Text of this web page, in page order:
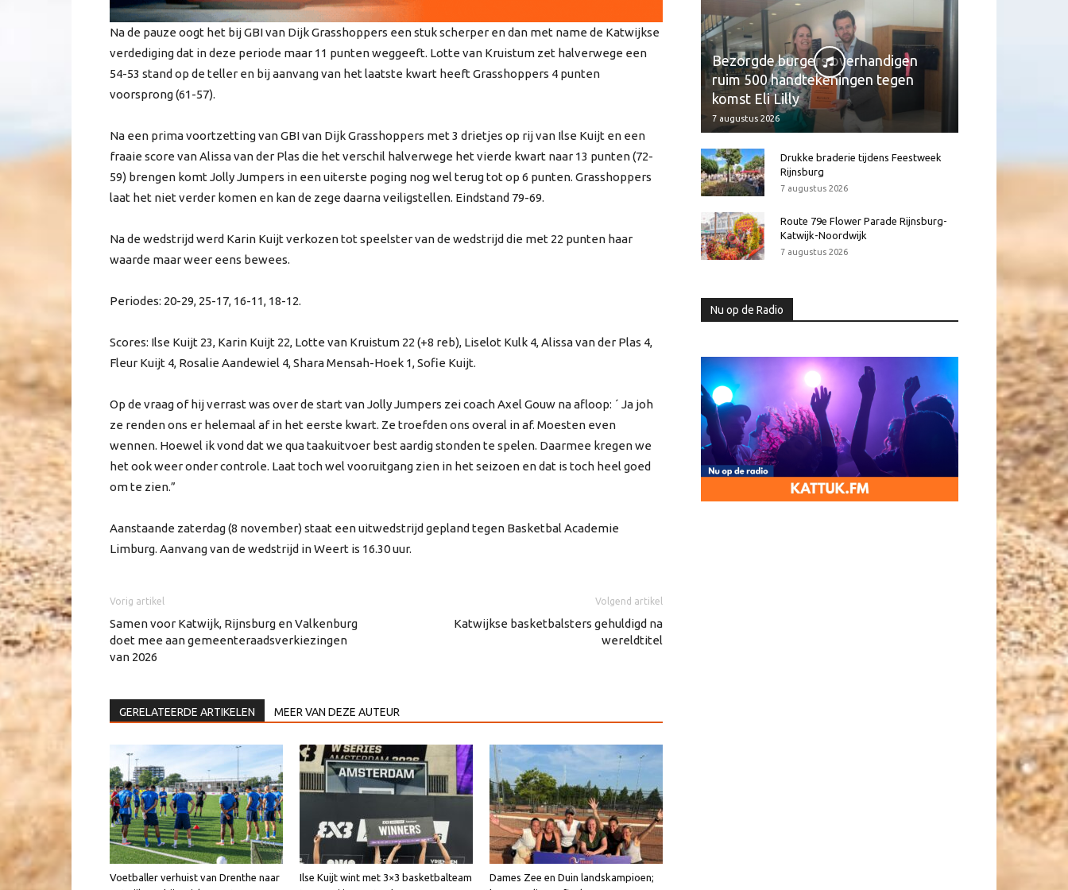
Na de pauze oogt het bij GBI van Dijk Grasshoppers een stuk scherper en dan met name de Katwijkse
verdediging dat in deze periode maar 11 punten weggeeft. Lotte van Kruistum zet halverwege een
54-53 stand op de teller en bij aanvang van het laatste kwart heeft Grasshoppers 4 punten
voorsprong (61-57).
Na een prima voortzetting van GBI van Dijk Grasshoppers met 3 drietjes op rij van Ilse Kuijt en een
fraaie score van Alissa van der Plas die het verschil halverwege het vierde kwart naar 13 punten (72-
59) brengen komt Jolly Jumpers in een uiterste poging nog wel terug tot op 6 punten. Grasshoppers
laat het niet verder komen en kan de zege daarna veiligstellen. Eindstand 79-69.
Na de wedstrijd werd Karin Kuijt verkozen tot speelster van de wedstrijd die met 22 punten haar
waarde maar weer eens bewees.
Periodes: 20-29, 25-17, 16-11, 18-12.
Scores: Ilse Kuijt 23, Karin Kuijt 22, Lotte van Kruistum 22 (+8 reb), Liselot Kulk 4, Alissa van der Plas 4,
Fleur Kuijt 4, Rosalie Aandewiel 4, Shara Mensah-Hoek 1, Sofie Kuijt.
Op de vraag of hij verrast was over de start van Jolly Jumpers zei coach Axel Gouw na afloop: ´ Ja joh
ze renden ons er helemaal af in het eerste kwart. Ze troefden ons overal in af. Moesten even
wennen. Hoewel ik vond dat we qua taakuitvoer best aardig stonden te spelen. Daarmee kregen we
het ook weer onder controle. Laat toch wel vooruitgang zien in het seizoen en dat is toch heel goed
om te zien.”
Aanstaande zaterdag (8 november) staat een uitwedstrijd gepland tegen Basketbal Academie
Limburg. Aanvang van de wedstrijd in Weert is 16.30 uur.
Vorig artikel
Samen voor Katwijk, Rijnsburg en Valkenburg
doet mee aan gemeenteraadsverkiezingen
van 2026
Volgend artikel
Katwijkse basketbalsters gehuldigd na
wereldtitel
GERELATEERDE ARTIKELEN MEER VAN DEZE AUTEUR
Voetballer verhuist van Drenthe naar
Ilse Kuijt wint met 3×3 basketbalteam
Dames Zee en Duin landskampioen;
Bezorgde burgers overhandigen
ruim 500 handtekeningen tegen
komst Eli Lilly
7 augustus 2026
Drukke braderie tijdens Feestweek
Rijnsburg
7 augustus 2026
Route 79e Flower Parade Rijnsburg-
Katwijk-Noordwijk
7 augustus 2026
Nu op de Radio